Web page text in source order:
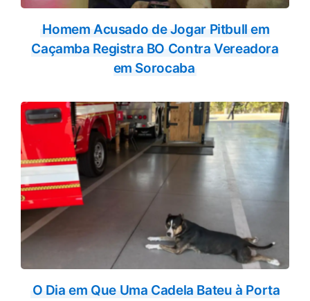
Homem Acusado de Jogar Pitbull em
Caçamba Registra BO Contra Vereadora
em Sorocaba
O Dia em Que Uma Cadela Bateu à Porta